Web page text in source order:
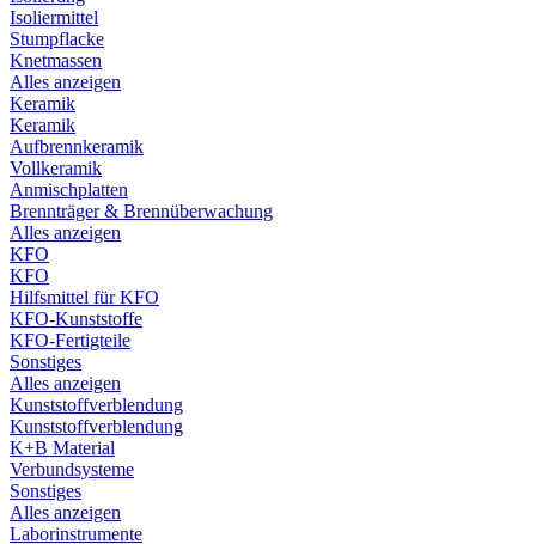
Isoliermittel
Stumpflacke
Knetmassen
Alles anzeigen
Keramik
Keramik
Aufbrennkeramik
Vollkeramik
Anmischplatten
Brennträger & Brennüberwachung
Alles anzeigen
KFO
KFO
Hilfsmittel für KFO
KFO-Kunststoffe
KFO-Fertigteile
Sonstiges
Alles anzeigen
Kunststoffverblendung
Kunststoffverblendung
K+B Material
Verbundsysteme
Sonstiges
Alles anzeigen
Laborinstrumente